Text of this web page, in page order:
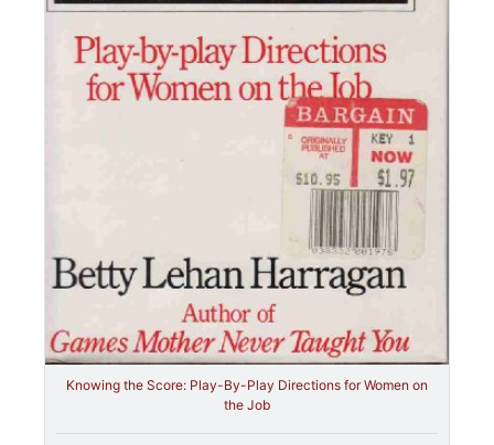
Knowing the Score: Play-By-Play Directions for Women on
the Job